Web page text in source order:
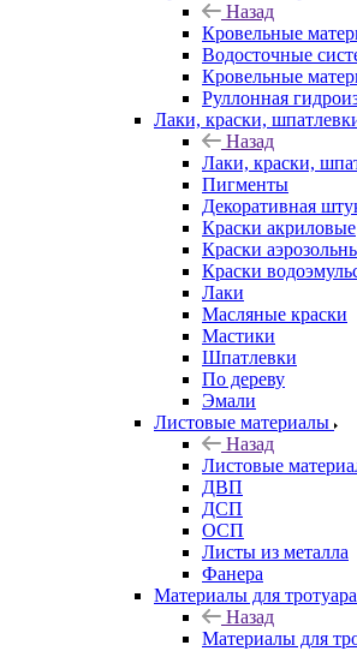
Назад
Кровельные
Водосточные
Кровельные
Руллонная
Лаки, краски,
Назад
Лаки, краски,
Пигменты
Декоративная
Краски акриловые
Краски
Краски
Лаки
Масляные краски
Мастики
Шпатлевки
По дереву
Эмали
Листовые материалы
Назад
Листовые
ДВП
ДСП
ОСП
Листы из металла
Фанера
Материалы для тротуара
Назад
Материалы для